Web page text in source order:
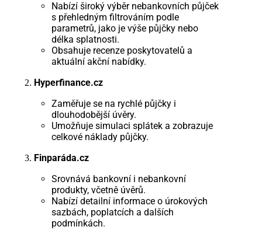
Nabízí široký výběr nebankovních půjček
s přehledným filtrováním podle
parametrů, jako je výše půjčky nebo
délka splatnosti.
Obsahuje recenze poskytovatelů a
aktuální akční nabídky.
Hyperfinance.cz
Zaměřuje se na rychlé půjčky i
dlouhodobější úvěry.
Umožňuje simulaci splátek a zobrazuje
celkové náklady půjčky.
Finparáda.cz
Srovnává bankovní i nebankovní
produkty, včetně úvěrů.
Nabízí detailní informace o úrokových
sazbách, poplatcích a dalších
podmínkách.